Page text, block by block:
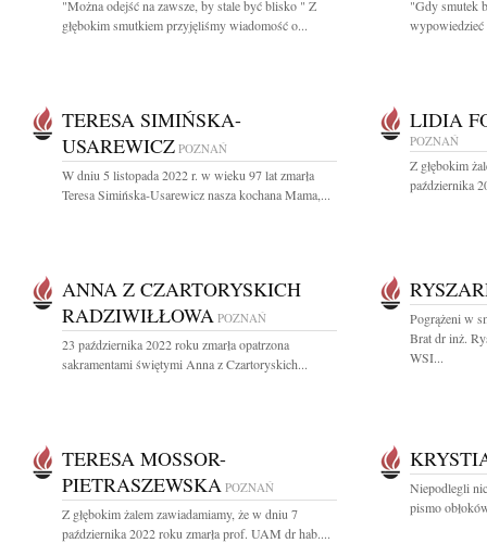
"Można odejść na zawsze, by stale być blisko " Z
głębokim smutkiem przyjęliśmy wiadomość o...
"Gdy smutek
wypowiedzieć
TERESA SIMIŃSKA-
USAREWICZ POZNAŃ
W dniu 5 listopada 2022 r. w wieku 97 lat zmarła
Teresa Simińska-Usarewicz nasza kochana Mama,...
LIDIA
POZNAŃ
Z głębokim
października
ANNA Z CZARTORYSKICH
RADZIWIŁŁOWA POZNAŃ
23 października 2022 roku zmarła opatrzona
sakramentami świętymi Anna z Czartoryskich...
Pogrążeni w
Brat dr inż.
WSI...
TERESA MOSSOR-
PIETRASZEWSKA POZNAŃ
Z głębokim żalem zawiadamiamy, że w dniu 7
października 2022 roku zmarła prof. UAM dr hab....
Niepodlegli
pismo